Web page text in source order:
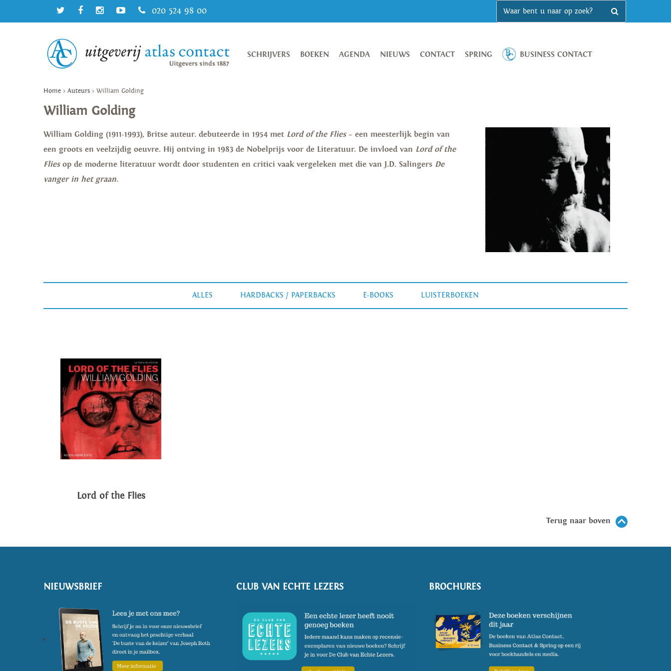
020 524 98 00
SCHRIJVERS BOEKEN AGENDA NIEUWS CONTACT SPRING BUSINESS CONTACT
Home > Auteurs > William Golding
William Golding
William Golding (1911-1993), Britse auteur. debuteerde in 1954 met Lord of the Flies – een meesterlijk begin van
een groots en veelzijdig oeuvre. Hij ontving in 1983 de Nobelprijs voor de Literatuur. De invloed van Lord of the
Flies op de moderne literatuur wordt door studenten en critici vaak vergeleken met die van J.D. Salingers De
vanger in het graan.
ALLES HARDBACKS / PAPERBACKS E-BOOKS LUISTERBOEKEN
Lord of the Flies
Terug naar boven
NIEUWSBRIEF CLUB VAN ECHTE LEZERS BROCHURES